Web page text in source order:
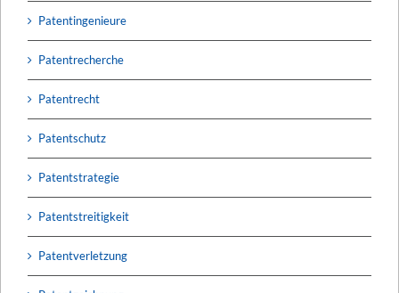
Patentingenieure
Patentrecherche
Patentrecht
Patentschutz
Patentstrategie
Patentstreitigkeit
Patentverletzung